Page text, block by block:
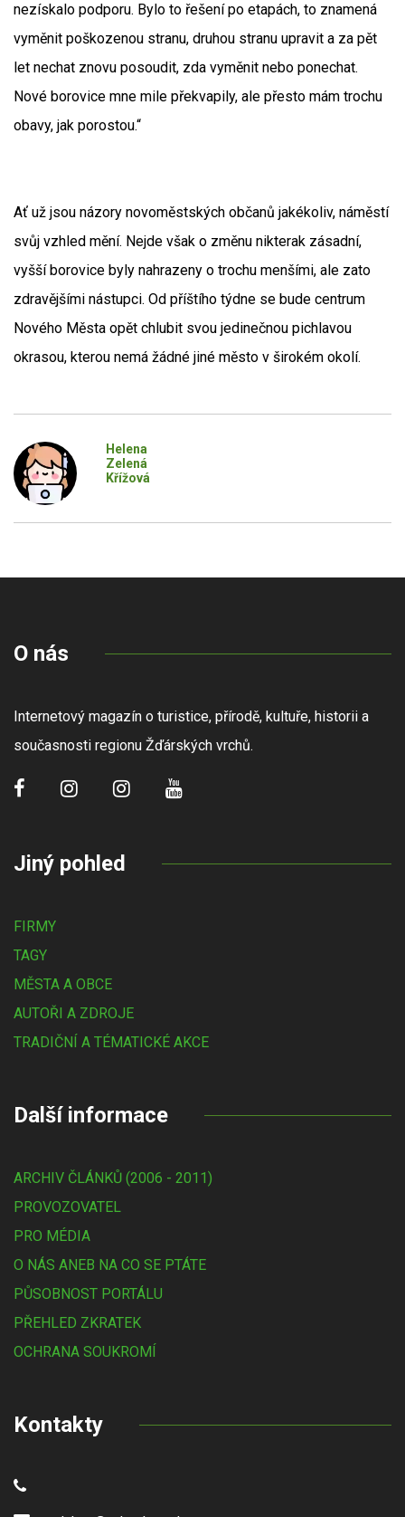
nezískalo podporu. Bylo to řešení po etapách, to znamená
vyměnit poškozenou stranu, druhou stranu upravit a za pět
let nechat znovu posoudit, zda vyměnit nebo ponechat.
Nové borovice mne mile překvapily, ale přesto mám trochu
obavy, jak porostou.“
Ať už jsou názory novoměstských občanů jakékoliv, náměstí
svůj vzhled mění. Nejde však o změnu nikterak zásadní,
vyšší borovice byly nahrazeny o trochu menšími, ale zato
zdravějšími nástupci. Od příštího týdne se bude centrum
Nového Města opět chlubit svou jedinečnou pichlavou
okrasou, kterou nemá žádné jiné město v širokém okolí.
Helena
Zelená
Křížová
O nás
Internetový magazín o turistice, přírodě, kultuře, historii a
současnosti regionu Žďárských vrchů.
Jiný pohled
FIRMY
TAGY
MĚSTA A OBCE
AUTOŘI A ZDROJE
TRADIČNÍ A TÉMATICKÉ AKCE
Další informace
ARCHIV ČLÁNKŮ (2006 - 2011)
PROVOZOVATEL
PRO MÉDIA
O NÁS ANEB NA CO SE PTÁTE
PŮSOBNOST PORTÁLU
PŘEHLED ZKRATEK
OCHRANA SOUKROMÍ
Kontakty